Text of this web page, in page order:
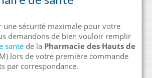
une sécurité maximale pour votre
demandons de bien vouloir remplir
santé de la Pharmacie des Hauts de
lors de votre première commande
par correspondance.